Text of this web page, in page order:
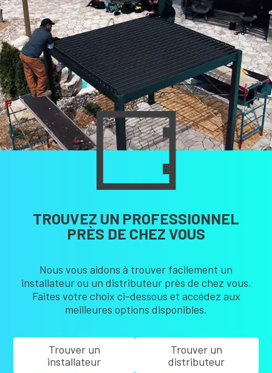
TROUVEZ UN PROFESSIONNEL
PRÈS DE CHEZ VOUS
Nous vous aidons à trouver facilement un
installateur ou un distributeur près de chez vous.
Faites votre choix ci-dessous et accédez aux
meilleures options disponibles.
Trouver un
installateur
Trouver un
distributeur